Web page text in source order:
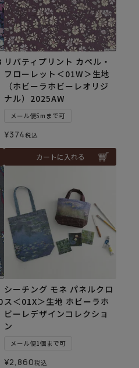
リバティプリント カペル・
フローレット＜01W＞生地
（ホビーラホビーレオリジ
ナル）2025AW
メール便5mまで可
¥374税込
カートに入れる
シーチング モネ パネルクロ
ス＜01X＞生地 ホビーラホ
ビーレデザインコレクショ
ン
メール便1個まで可
¥2,860税込